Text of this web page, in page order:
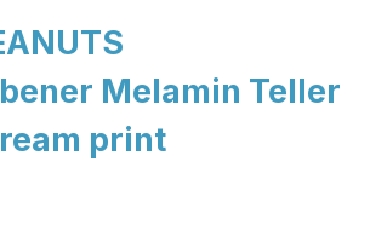
Melamin Teller
print